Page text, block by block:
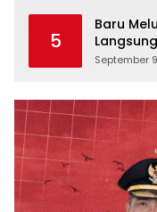
5
Baru
September